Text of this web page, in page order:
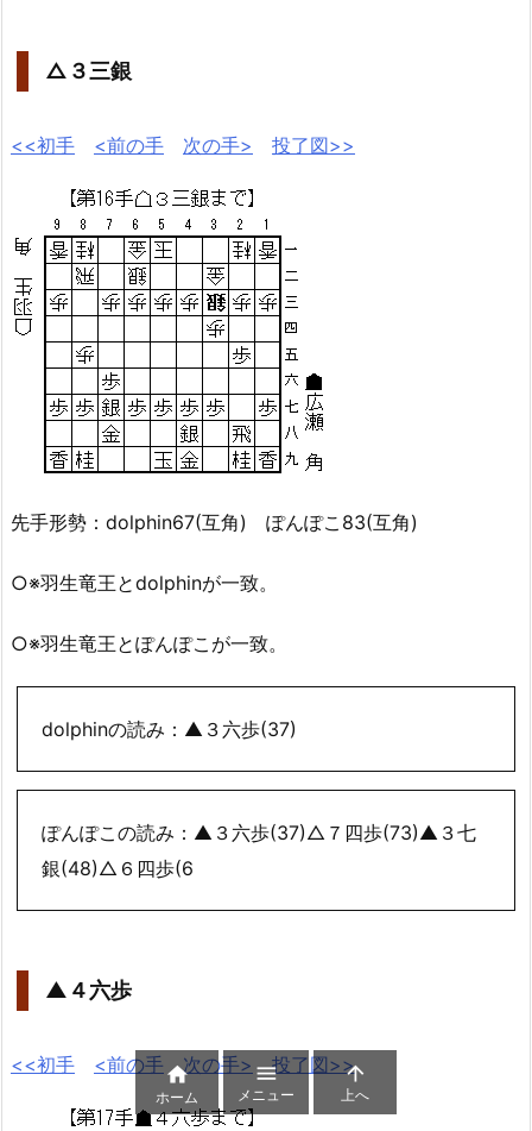
△３三銀
<<初手 <前の手 次の手> 投了図>>
先手形勢：dolphin67(互角) ぽんぽこ83(互角)
○※羽生竜王とdolphinが一致。
○※羽生竜王とぽんぽこが一致。
dolphinの読み：▲３六歩(37)
ぽんぽこの読み：▲３六歩(37)△７四歩(73)▲３七
銀(48)△６四歩(6
▲４六歩
<<初手 <前の手 次の手> 投了図>>

ホーム

メニュー

上へ